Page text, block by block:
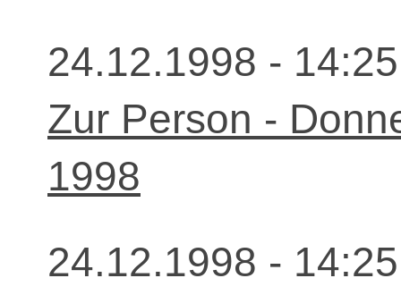
24.12.1998 -
Zur Person -
1998
24.12.1998 -